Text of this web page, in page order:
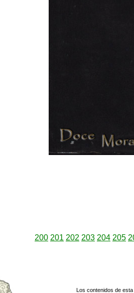
200 201 202 203 204 205
Los contenidos de